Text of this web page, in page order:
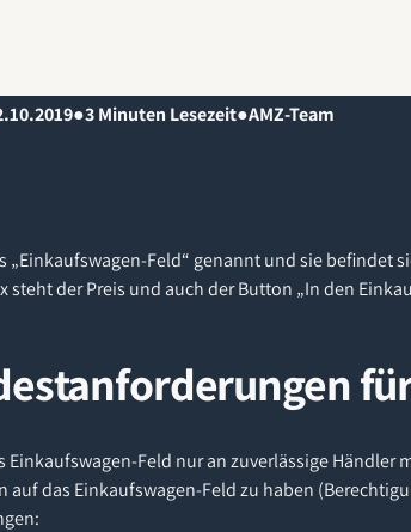
●3Minuten Lesezeit●AMZ-Team
„Einkaufswagen-Feld“ genannt und sie befindet
steht der Preis und auch der Button „In den
Einkaufswagen-Feld nur an zuverlässige
auf das Einkaufswagen-Feld zu haben